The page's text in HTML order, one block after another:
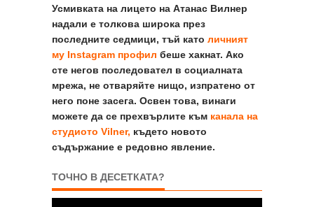
Усмивката на лицето на Атанас Вилнер
надали е толкова широка през
последните седмици, тъй като личният
му Instagram профил беше хакнат. Ако
сте негов последовател в социалната
мрежа, не отваряйте нищо, изпратено от
него поне засега. Освен това, винаги
можете да се прехвърлите към канала на
студиото Vilner, където новото
съдържание е редовно явление.
ТОЧНО В ДЕСЕТКАТА?